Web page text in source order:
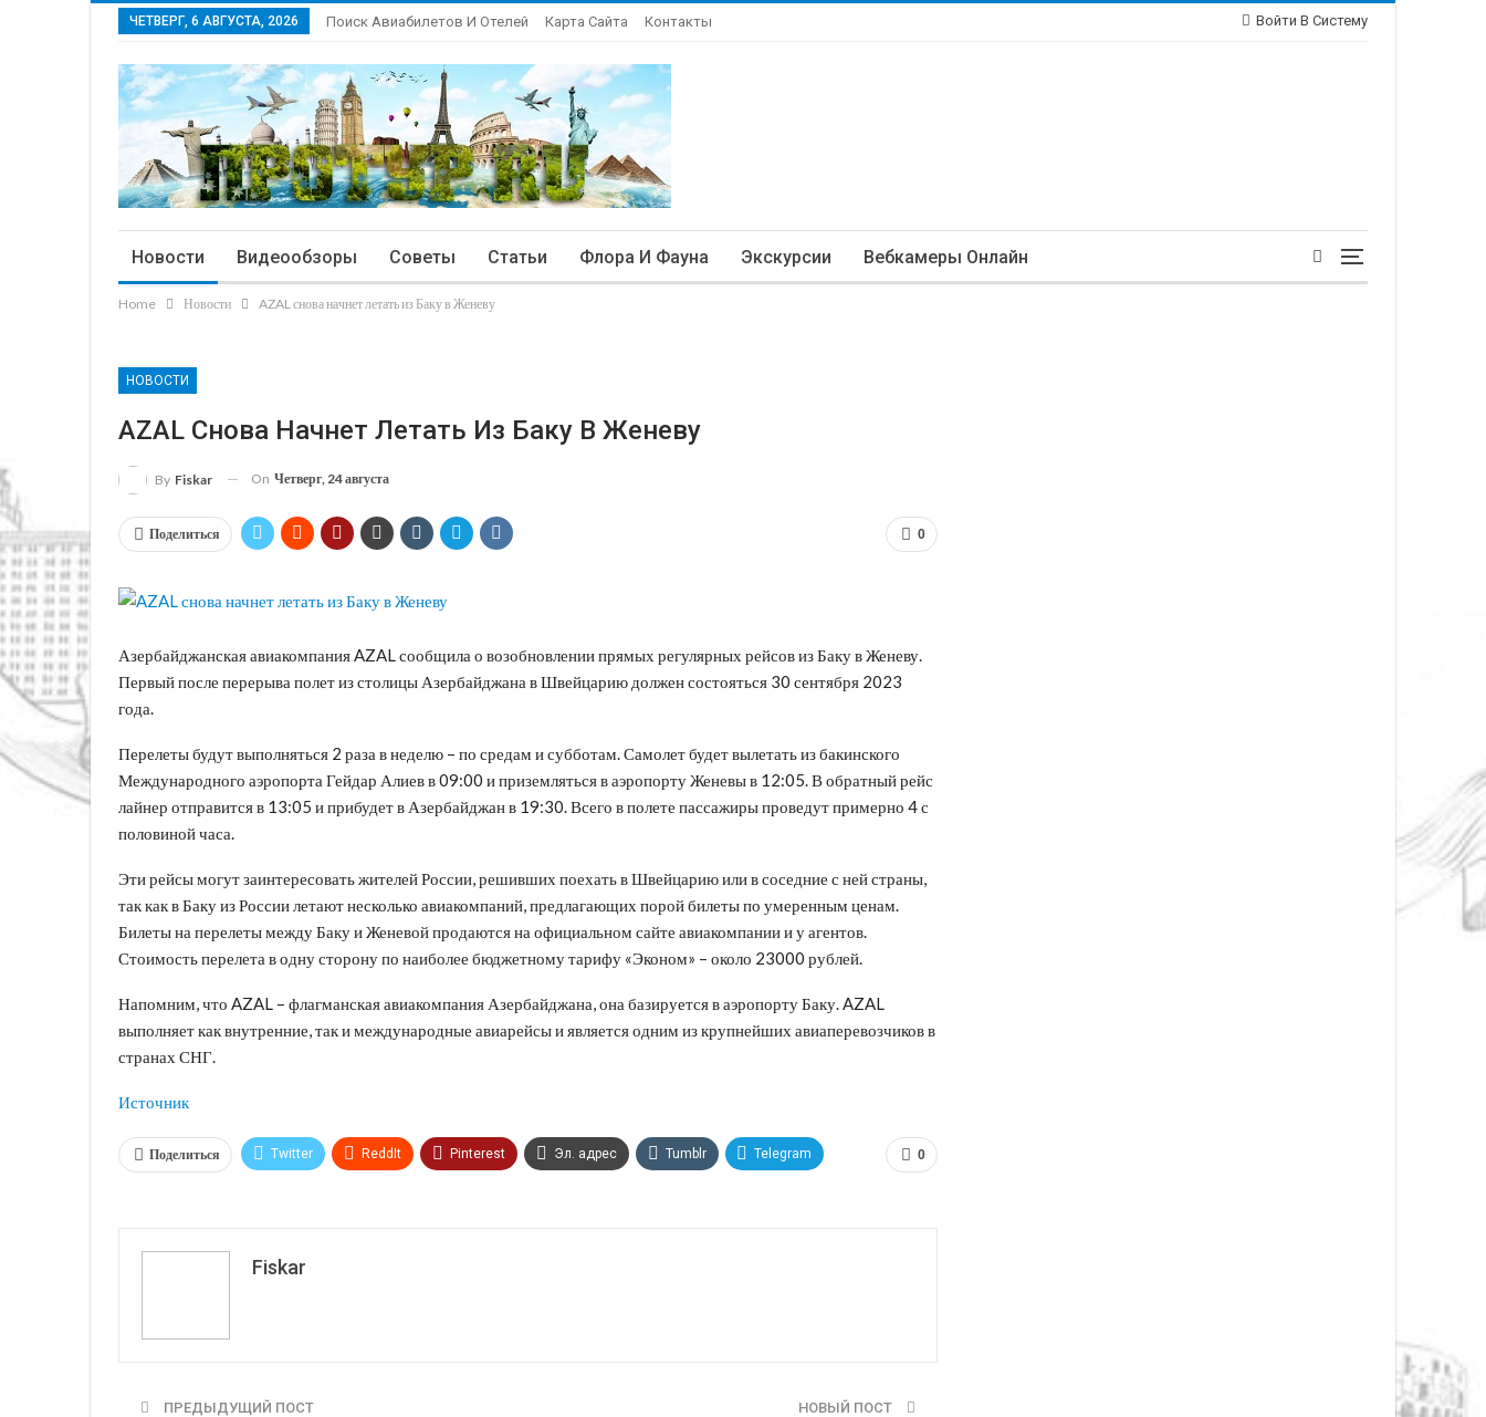
Войти В Систему
ЧЕТВЕРГ, 6 АВГУСТА, 2026 Поиск Авиабилетов И Отелей Карта Сайта Контакты
Новости Видеообзоры Советы Статьи Флора И Фауна Экскурсии Вебкамеры Онлайн
Home Новости AZAL снова начнет летать из Баку в Женеву
НОВОСТИ
AZAL Снова Начнет Летать Из Баку В Женеву
By Fiskar On Четверг, 24 августа
0
Поделиться
Азербайджанская авиакомпания AZAL сообщила о возобновлении прямых регулярных рейсов из Баку в Женеву.
Первый после перерыва полет из столицы Азербайджана в Швейцарию должен состояться 30 сентября 2023
года.
Перелеты будут выполняться 2 раза в неделю – по средам и субботам. Самолет будет вылетать из бакинского
Международного аэропорта Гейдар Алиев в 09:00 и приземляться в аэропорту Женевы в 12:05. В обратный рейс
лайнер отправится в 13:05 и прибудет в Азербайджан в 19:30. Всего в полете пассажиры проведут примерно 4 с
половиной часа.
Эти рейсы могут заинтересовать жителей России, решивших поехать в Швейцарию или в соседние с ней страны,
так как в Баку из России летают несколько авиакомпаний, предлагающих порой билеты по умеренным ценам.
Билеты на перелеты между Баку и Женевой продаются на официальном сайте авиакомпании и у агентов.
Стоимость перелета в одну сторону по наиболее бюджетному тарифу «Эконом» – около 23000 рублей.
Напомним, что AZAL – флагманская авиакомпания Азербайджана, она базируется в аэропорту Баку. AZAL
выполняет как внутренние, так и международные авиарейсы и является одним из крупнейших авиаперевозчиков в
странах СНГ.
Источник
0
Поделиться Twitter ReddIt Pinterest Эл. адрес Tumblr Telegram
Fiskar
ПРЕДЫДУЩИЙ ПОСТ НОВЫЙ ПОСТ